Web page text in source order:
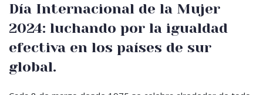
Día Internacional de la Mujer
2024: luchando por la igualdad
efectiva en los países de sur
global.